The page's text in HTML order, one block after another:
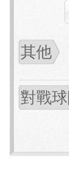
其他
對戰